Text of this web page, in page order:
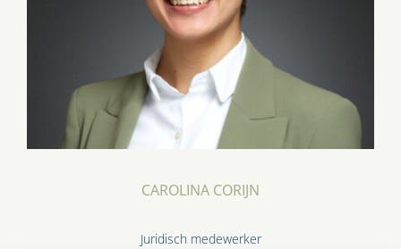
CAROLINA CORIJN
Juridisch medewerker